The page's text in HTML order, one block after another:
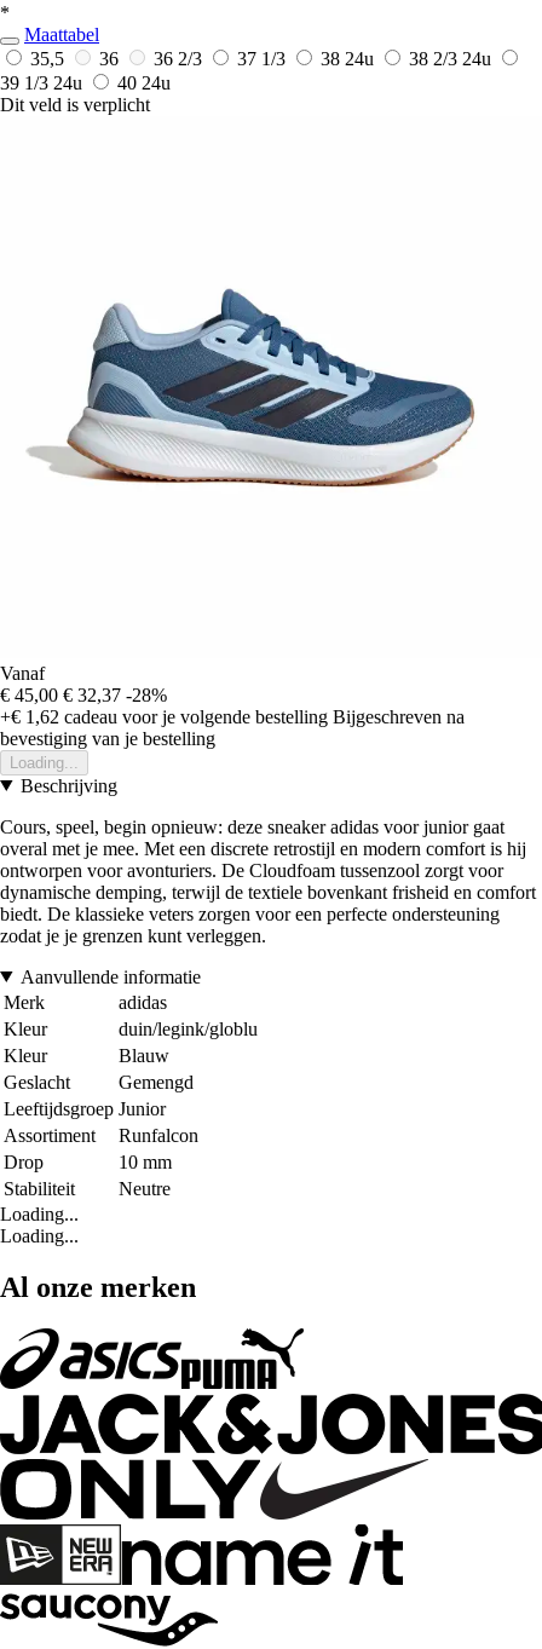
*
Maattabel
35,5
36 36 2/3 37 1/3 38 24u 38 2/3 24u
39 1/3 24u 40 24u
Dit veld is verplicht
Vanaf
€ 45,00 € 32,37 -28%
+€ 1,62 cadeau voor je volgende bestelling Bijgeschreven na
bevestiging van je bestelling
Loading...
Beschrijving
Cours, speel, begin opnieuw: deze sneaker adidas voor junior gaat
overal met je mee. Met een discrete retrostijl en modern comfort is hij
ontworpen voor avonturiers. De Cloudfoam tussenzool zorgt voor
dynamische demping, terwijl de textiele bovenkant frisheid en comfort
biedt. De klassieke veters zorgen voor een perfecte ondersteuning
zodat je je grenzen kunt verleggen.
Aanvullende informatie
Merk
adidas
Kleur
duin/legink/globlu
Kleur
Blauw
Geslacht
Gemengd
Leeftijdsgroep Junior
Assortiment
Runfalcon
Drop
10 mm
Stabiliteit
Neutre
Loading...
Loading...
Al onze merken